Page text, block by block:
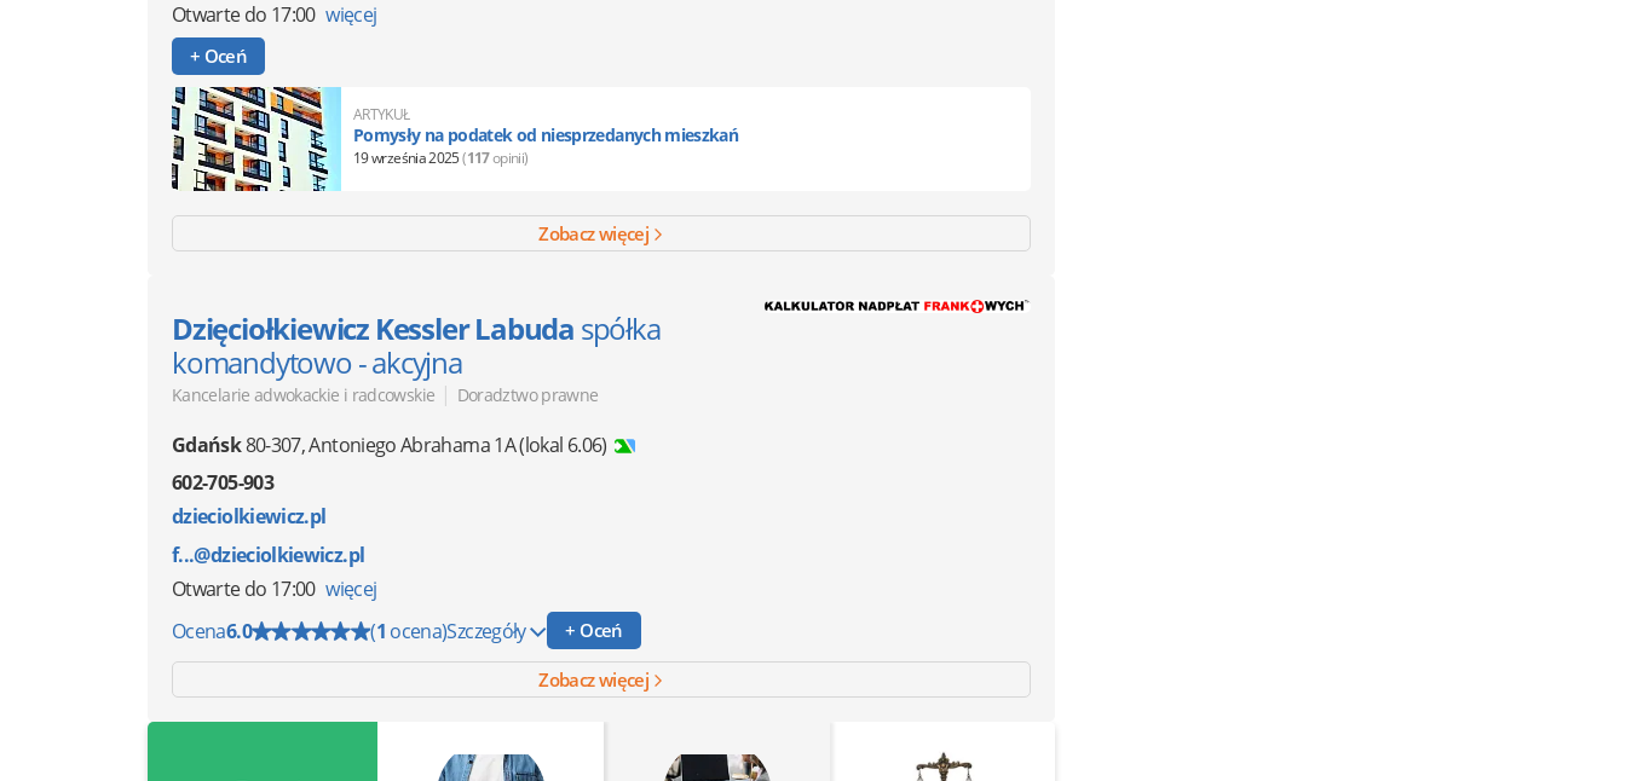
Otwartedo 17:00 więcej
+ Oceń
ARTYKUŁ
Pomysły na podatek od niesprzedanych mieszkań
19 września 2025(117opinii)
Zobacz więcej
Dzięciołkiewicz Kessler Labuda spółka
komandytowo - akcyjna
Kancelarie adwokackie i radcowskie | Doradztwo prawne
Gdańsk80-307,Antoniego Abrahama 1A(lokal 6.06)
602-705-903
dzieciolkiewicz.pl
f...@dzieciolkiewicz.pl
Otwartedo 17:00 więcej
Ocena6.0 (1 ocena)Szczegóły + Oceń
Zobacz więcej